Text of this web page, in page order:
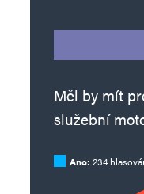
Měl by mít
služební
Ano: 234